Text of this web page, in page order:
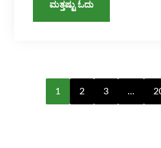
ಮತ್ತಷ್ಟು ಓದು
1 2 3 ...